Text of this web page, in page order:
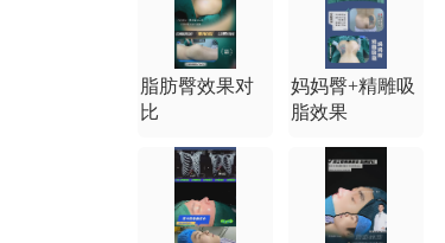
脂肪臀效果对
比
妈妈臀+精雕吸
脂效果